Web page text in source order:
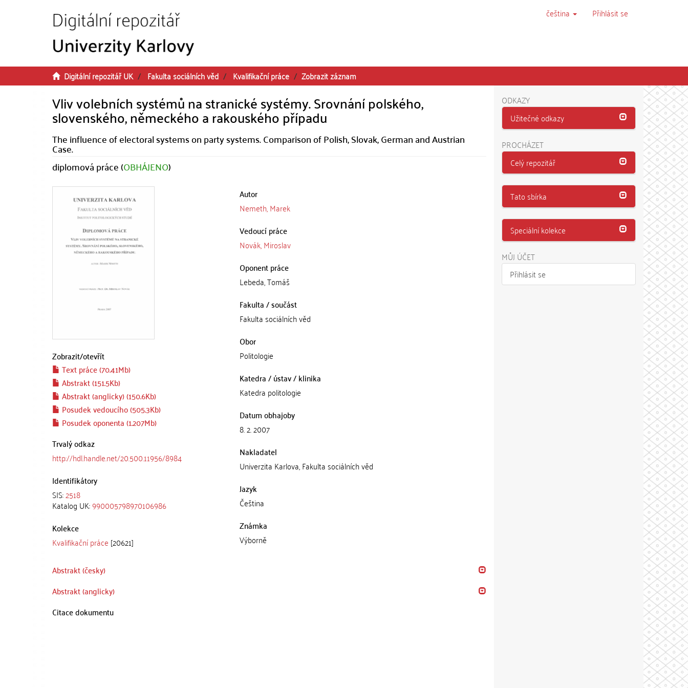
čeština Přihlásit se
Digitální repozitář UK Fakulta sociálních věd Kvalifikační práce Zobrazit záznam
Vliv volebních systémů na stranické systémy. Srovnání polského,
slovenského, německého a rakouského případu
The influence of electoral systems on party systems. Comparison of Polish, Slovak, German and Austrian
Case.
diplomová práce (OBHÁJENO)
Zobrazit/otevřít
Text práce (70.41Mb)
Abstrakt (151.5Kb)
Abstrakt (anglicky) (150.6Kb)
Posudek vedoucího (505.3Kb)
Posudek oponenta (1.207Mb)
Trvalý odkaz
http://hdl.handle.net/20.500.11956/8984
Identifikátory
SIS:2518
Katalog UK:990005798970106986
Kolekce
Kvalifikační práce [20621]
Autor
Nemeth, Marek
Vedoucí práce
Novák, Miroslav
Oponent práce
Lebeda, Tomáš
Fakulta / součást
Fakulta sociálních věd
Obor
Politologie
Katedra / ústav / klinika
Katedra politologie
Datum obhajoby
8. 2. 2007
Nakladatel
Univerzita Karlova, Fakulta sociálních věd
Jazyk
Čeština
Známka
Výborně
Abstrakt (česky)
Abstrakt (anglicky)
Citace dokumentu
ODKAZY
Užitečné odkazy
PROCHÁZET
Celý repozitář
Tato sbírka
Speciální kolekce
MŮJ ÚČET
Přihlásit se